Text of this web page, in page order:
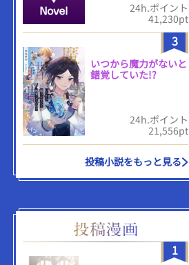
24h.ポイント
41,230pt
3
いつから魔力がないと
錯覚していた!?
24h.ポイント
21,556pt
投稿小説をもっと見る
1